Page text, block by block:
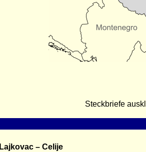
Steckbriefe
Lajkovac – Celije